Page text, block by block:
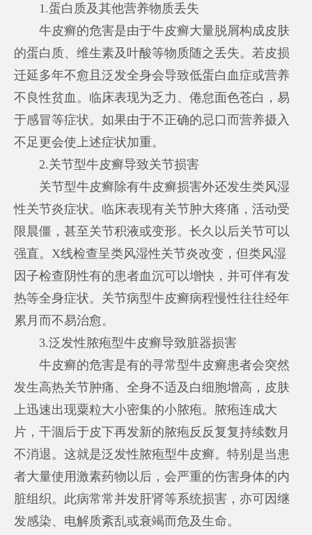
1.蛋白质及其他营养物质丢失
牛皮癣的危害是由于牛皮癣大量脱屑构成皮肤
的蛋白质、维生素及叶酸等物质随之丢失。若皮损
迁延多年不愈且泛发全身会导致低蛋白血症或营养
不良性贫血。临床表现为乏力、倦怠面色苍白，易
于感冒等症状。如果由于不正确的忌口而营养摄入
不足更会使上述症状加重。
2.关节型牛皮癣导致关节损害
关节型牛皮癣除有牛皮癣损害外还发生类风湿
性关节炎症状。临床表现有关节肿大疼痛，活动受
限晨僵，甚至关节积液或变形。长久以后关节可以
强直。X线检查呈类风湿性关节炎改变，但类风湿
因子检查阴性有的患者血沉可以增快，并可伴有发
热等全身症状。关节病型牛皮癣病程慢性往往经年
累月而不易治愈。
3.泛发性脓疱型牛皮癣导致脏器损害
牛皮癣的危害是有的寻常型牛皮癣患者会突然
发生高热关节肿痛、全身不适及白细胞增高，皮肤
上迅速出现粟粒大小密集的小脓疱。脓疱连成大
片，干涸后于皮下再发新的脓疱反反复复持续数月
不消退。这就是泛发性脓疱型牛皮癣。特别是当患
者大量使用激素药物以后，会严重的伤害身体的内
脏组织。此病常常并发肝肾等系统损害，亦可因继
发感染、电解质紊乱或衰竭而危及生命。